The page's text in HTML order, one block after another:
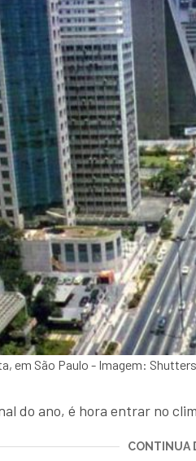
em São Paulo - Imagem:
do ano, é hora entrar no
CONTINUA